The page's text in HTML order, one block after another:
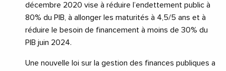
décembre 2020 vise à réduire l’endettement public à
80% du PIB, à allonger les maturités à 4,5/5 ans et à
réduire le besoin de financement à moins de 30% du
PIB juin 2024.
Une nouvelle loi sur la gestion des finances publiques a